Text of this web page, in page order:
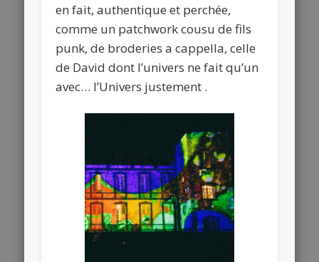
en fait, authentique et perchée,
comme un patchwork cousu de fils
punk, de broderies a cappella, celle
de David dont l’univers ne fait qu’un
avec… l’Univers justement .